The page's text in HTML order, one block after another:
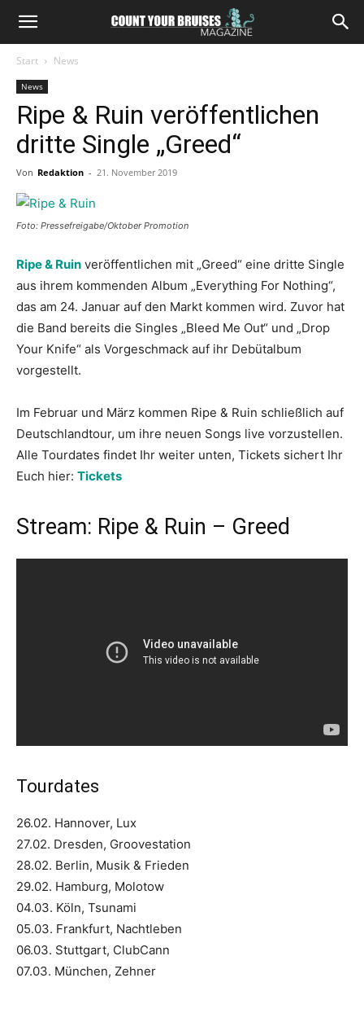
Start News
News
Ripe & Ruin veröffentlichen
dritte Single „Greed“
Von Redaktion - 21. November 2019
Foto: Pressefreigabe/Oktober Promotion
Ripe & Ruin veröffentlichen mit „Greed“ eine dritte Single
aus ihrem kommenden Album „Everything For Nothing“,
das am 24. Januar auf den Markt kommen wird. Zuvor hat
die Band bereits die Singles „Bleed Me Out“ und „Drop
Your Knife“ als Vorgeschmack auf ihr Debütalbum
vorgestellt.
Im Februar und März kommen Ripe & Ruin schließlich auf
Deutschlandtour, um ihre neuen Songs live vorzustellen.
Alle Tourdates findet Ihr weiter unten, Tickets sichert Ihr
Euch hier: Tickets
Stream: Ripe & Ruin – Greed
Tourdates
26.02. Hannover, Lux
27.02. Dresden, Groovestation
28.02. Berlin, Musik & Frieden
29.02. Hamburg, Molotow
04.03. Köln, Tsunami
05.03. Frankfurt, Nachtleben
06.03. Stuttgart, ClubCann
07.03. München, Zehner